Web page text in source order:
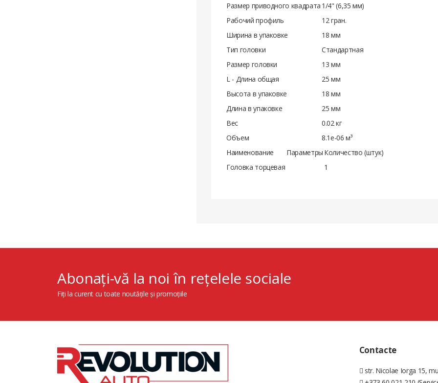
Размер приводного квадрата 1/4" (6,35 мм)
Рабочий профиль
12 гран.
Ширина в упаковке
18 мм
Тип головки
Стандартная
Размер головки
13 мм
L - Длина общая
25 мм
Высота в упаковке
18 мм
Длина в упаковке
25 мм
Вес
0.02 кг
Объем
8.1e-06 м³
Наименование
Параметры Количество (штук)
Головка торцевая
1
Abonați-vă la noi în rețelele sociale
Fiți la curent cu toate noutățile și promoțiile
Contacte
str. Nicolae Iorga 15,